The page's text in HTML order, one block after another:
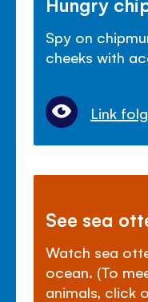
Spy on
cheeks with
Link
See sea
Watch sea
ocean. (To
animals, click